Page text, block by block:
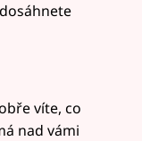
víte, co
nad vámi